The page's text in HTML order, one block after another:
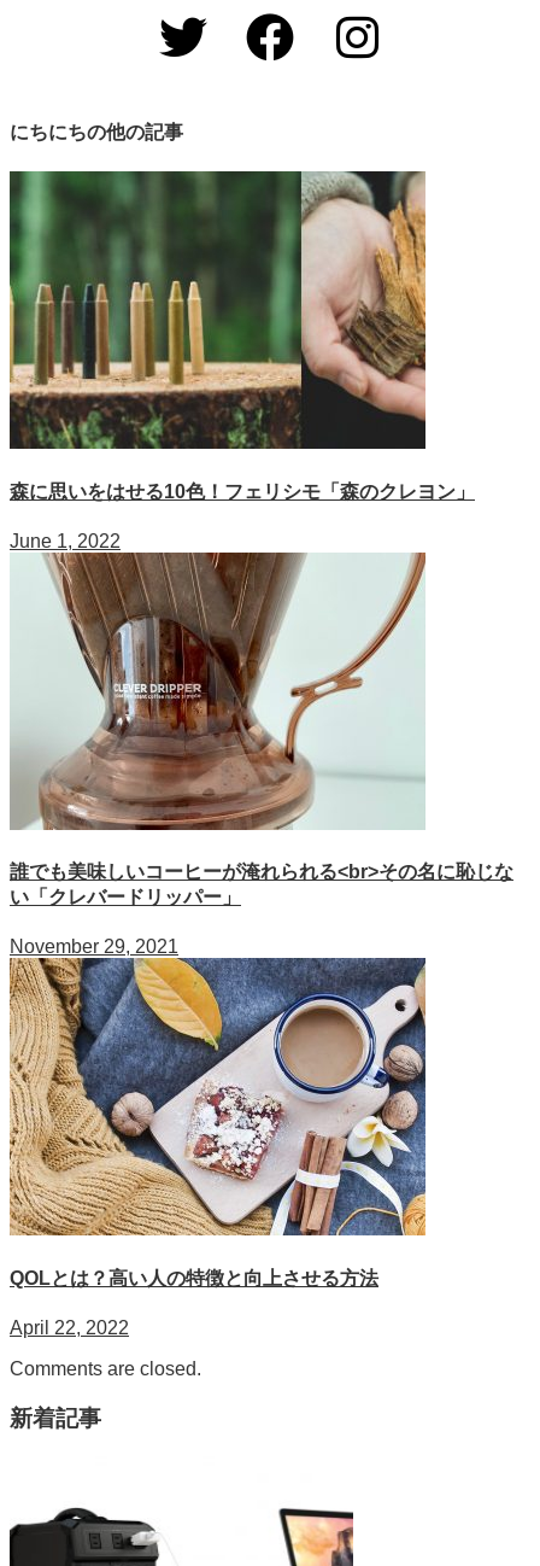
にちにちの他の記事
森に思いをはせる10色！フェリシモ「森のクレヨン」
June 1, 2022
誰でも美味しいコーヒーが淹れられる<br>その名に恥じな
い「クレバードリッパー」
November 29, 2021
QOLとは？高い人の特徴と向上させる方法
April 22, 2022
Comments are closed.
新着記事